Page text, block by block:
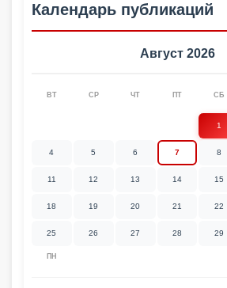
Календарь публикаций
Август 2026
ПН
ВТ СР ЧТ ПТ СБ
1
4 5 6 7 8
11 12 13 14 15
18 19 20 21 22
25 26 27 28 29